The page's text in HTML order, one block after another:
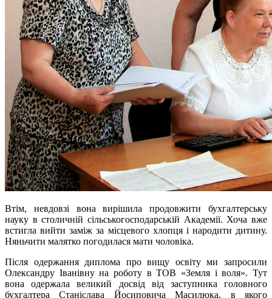
Втім, невдовзі вона вирішила продовжити бухгалтерську
науку в столичній сільськогосподарській Академії. Хоча вже
встигла вийти заміж за місцевого хлопця і народити дитину.
Няньчити малятко погодилася мати чоловіка.
Після одержання диплома про вищу освіту ми запросили
Олександру Іванівну на роботу в ТОВ «Земля і воля». Тут
вона одержала великий досвід від заступника головного
бухгалтера Станіслава Йосиповича Масилюка, в якого